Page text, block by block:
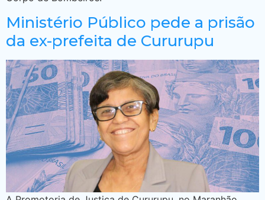
Ministério Público pede a prisão
da ex-prefeita de Cururupu